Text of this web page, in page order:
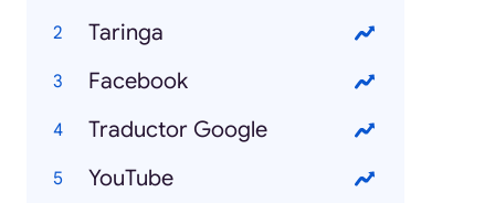
Taringa
Facebook
Traductor Google
YouTube